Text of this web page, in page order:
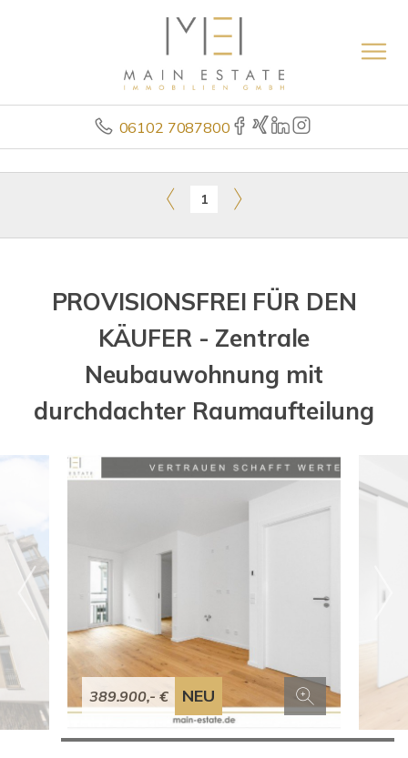
06102 7087800
1
PROVISIONSFREI FÜR DEN
KÄUFER - Zentrale
Neubauwohnung mit
durchdachter Raumaufteilung
389.900,- € NEU